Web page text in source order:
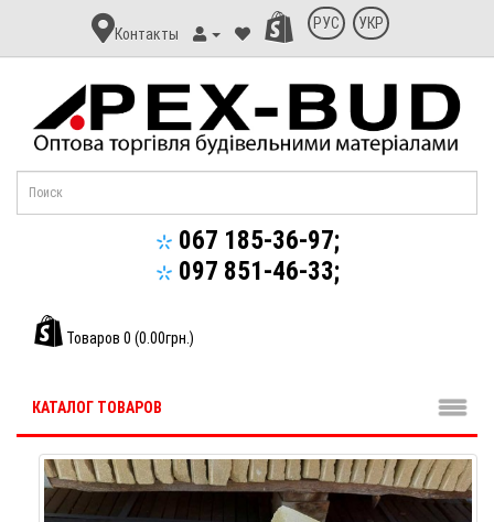
Контакт
Апекс-
Контакты
РУС УКР
067 185-36-97;
097 851-46-33;
Товаров 0 (0.00грн.)
КАТАЛОГ ТОВАРОВ